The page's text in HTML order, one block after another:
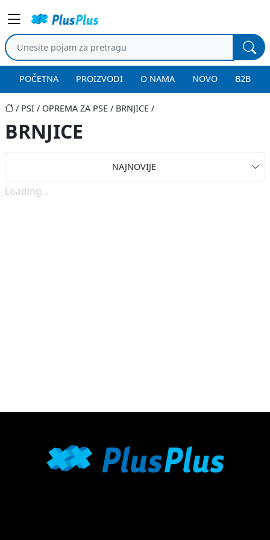
POČETNA PROIZVODI O NAMA NOVO B2B
PSI OPREMA ZA PSE BRNJICE
BRNJICE
NAJNOVIJE
Loading...